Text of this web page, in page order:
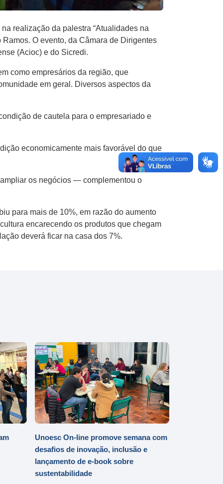
realização da palestra “Atualidades na
O evento, da Câmara de Dirigentes
(Acioc) e do Sicredi.
como empresários da região, que
em geral. Diversos aspectos da
de cautela para o empresariado e
economicamente mais favorável do que
os negócios — complementou o
para mais de 10%, em razão do aumento
encarecendo os produtos que chegam
deverá ficar na casa dos 7%.
Unoesc On-line promove semana com
desafios de inovação, inclusão e
lançamento de e-book sobre
sustentabilidade